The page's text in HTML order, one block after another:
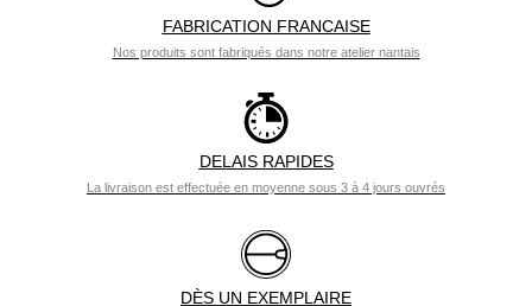
FABRICATION FRANCAISE
Nos produits sont fabriqués dans notre atelier nantais
DELAIS RAPIDES
La livraison est effectuée en moyenne sous 3 à 4 jours ouvrés
DÈS UN EXEMPLAIRE